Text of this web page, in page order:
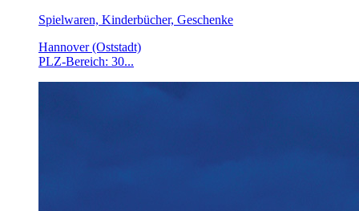
Spielwaren, Kinderbücher, Geschenke
Hannover (Oststadt)
PLZ-Bereich: 30...